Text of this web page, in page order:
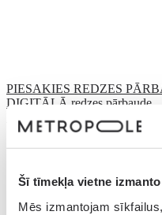
Šī tīmekļa vietne
Mēs izmantojam
PIESAKIES REDZES
DIGITĀLĀ redzes pārbaude
Kāpēc pasliktinās redze?